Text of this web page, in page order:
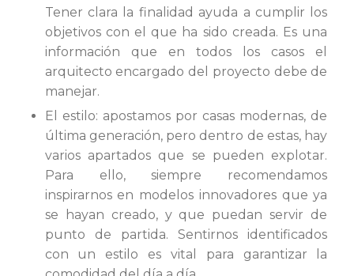
Tener clara la finalidad ayuda a cumplir los
objetivos con el que ha sido creada. Es una
información que en todos los casos el
arquitecto encargado del proyecto debe de
manejar.
El estilo: apostamos por casas modernas, de
última generación, pero dentro de estas, hay
varios apartados que se pueden explotar.
Para ello, siempre recomendamos
inspirarnos en modelos innovadores que ya
se hayan creado, y que puedan servir de
punto de partida. Sentirnos identificados
con un estilo es vital para garantizar la